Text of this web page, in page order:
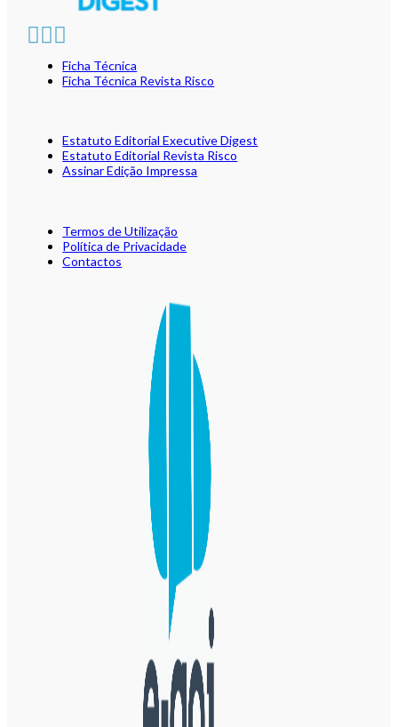
Ficha Técnica
Ficha Técnica Revista Risco
Estatuto Editorial Executive Digest
Estatuto Editorial Revista Risco
Assinar Edição Impressa
Termos de Utilização
Política de Privacidade
Contactos